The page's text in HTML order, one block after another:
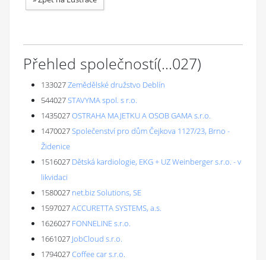
Přehled společností(...027)
133027Zemědělské družstvo Deblín
544027STAVYMA spol. s r.o.
1435027OSTRAHA MAJETKU A OSOB GAMA s.r.o.
1470027Společenství pro dům Čejkova 1127/23, Brno -
Židenice
1516027 Dětská kardiologie, EKG + UZ Weinberger s.r.o. - v
likvidaci
1580027 net.biz Solutions, SE
1597027ACCURETTA SYSTEMS, a.s.
1626027 FONNELINE s.r.o.
1661027 JobCloud s.r.o.
1794027Coffee car s.r.o.